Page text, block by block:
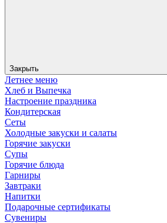
Закрыть
Летнее меню
Хлеб и Выпечка
Настроение праздника
Кондитерская
Сеты
Холодные закуски и салаты
Горячие закуски
Супы
Горячие блюда
Гарниры
Завтраки
Напитки
Подарочные сертификаты
Сувениры